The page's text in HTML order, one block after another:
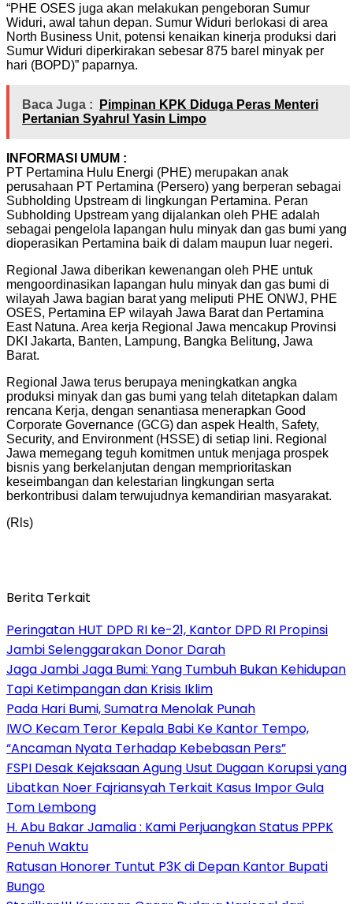
“PHE OSES juga akan melakukan pengeboran Sumur
Widuri, awal tahun depan. Sumur Widuri berlokasi di area
North Business Unit, potensi kenaikan kinerja produksi dari
Sumur Widuri diperkirakan sebesar 875 barel minyak per
hari (BOPD)” paparnya.
Baca Juga :
Pimpinan KPK Diduga Peras Menteri
Pertanian Syahrul Yasin Limpo
INFORMASI UMUM :
PT Pertamina Hulu Energi (PHE) merupakan anak
perusahaan PT Pertamina (Persero) yang berperan sebagai
Subholding Upstream di lingkungan Pertamina. Peran
Subholding Upstream yang dijalankan oleh PHE adalah
sebagai pengelola lapangan hulu minyak dan gas bumi yang
dioperasikan Pertamina baik di dalam maupun luar negeri.
Regional Jawa diberikan kewenangan oleh PHE untuk
mengoordinasikan lapangan hulu minyak dan gas bumi di
wilayah Jawa bagian barat yang meliputi PHE ONWJ, PHE
OSES, Pertamina EP wilayah Jawa Barat dan Pertamina
East Natuna. Area kerja Regional Jawa mencakup Provinsi
DKI Jakarta, Banten, Lampung, Bangka Belitung, Jawa
Barat.
Regional Jawa terus berupaya meningkatkan angka
produksi minyak dan gas bumi yang telah ditetapkan dalam
rencana Kerja, dengan senantiasa menerapkan Good
Corporate Governance (GCG) dan aspek Health, Safety,
Security, and Environment (HSSE) di setiap lini. Regional
Jawa memegang teguh komitmen untuk menjaga prospek
bisnis yang berkelanjutan dengan memprioritaskan
keseimbangan dan kelestarian lingkungan serta
berkontribusi dalam terwujudnya kemandirian masyarakat.
(Rls)
Berita Terkait
Peringatan HUT DPD RI ke-21, Kantor DPD RI Propinsi
Jambi Selenggarakan Donor Darah
Jaga Jambi Jaga Bumi: Yang Tumbuh Bukan Kehidupan
Tapi Ketimpangan dan Krisis Iklim
Pada Hari Bumi, Sumatra Menolak Punah
IWO Kecam Teror Kepala Babi Ke Kantor Tempo,
“Ancaman Nyata Terhadap Kebebasan Pers”
FSPI Desak Kejaksaan Agung Usut Dugaan Korupsi yang
Libatkan Noer Fajriansyah Terkait Kasus Impor Gula
Tom Lembong
H. Abu Bakar Jamalia : Kami Perjuangkan Status PPPK
Penuh Waktu
Ratusan Honorer Tuntut P3K di Depan Kantor Bupati
Bungo